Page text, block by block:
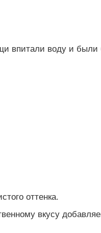
впитали воду и
оттенка.
вкусу